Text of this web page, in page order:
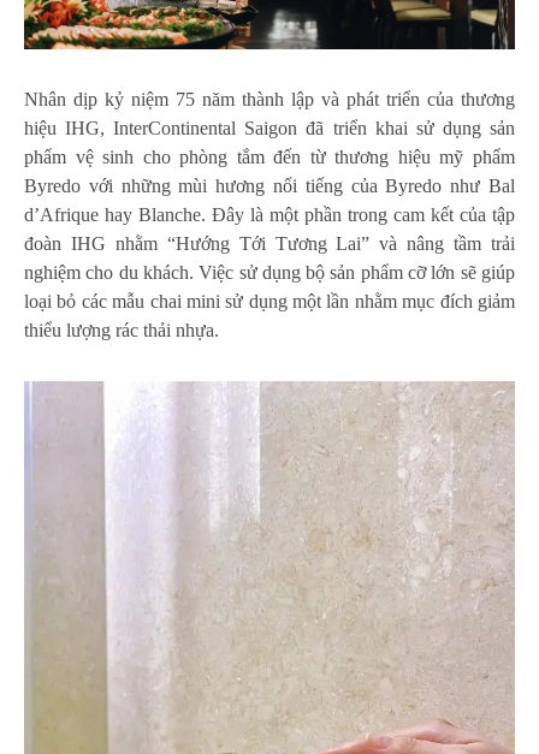
Nhân dịp kỷ niệm 75 năm thành lập và phát triển của thương
hiệu IHG, InterContinental Saigon đã triển khai sử dụng sản
phẩm vệ sinh cho phòng tắm đến từ thương hiệu mỹ phẩm
Byredo với những mùi hương nổi tiếng của Byredo như Bal
d’Afrique hay Blanche. Đây là một phần trong cam kết của tập
đoàn IHG nhằm “Hướng Tới Tương Lai” và nâng tầm trải
nghiệm cho du khách. Việc sử dụng bộ sản phẩm cỡ lớn sẽ giúp
loại bỏ các mẫu chai mini sử dụng một lần nhằm mục đích giảm
thiểu lượng rác thải nhựa.